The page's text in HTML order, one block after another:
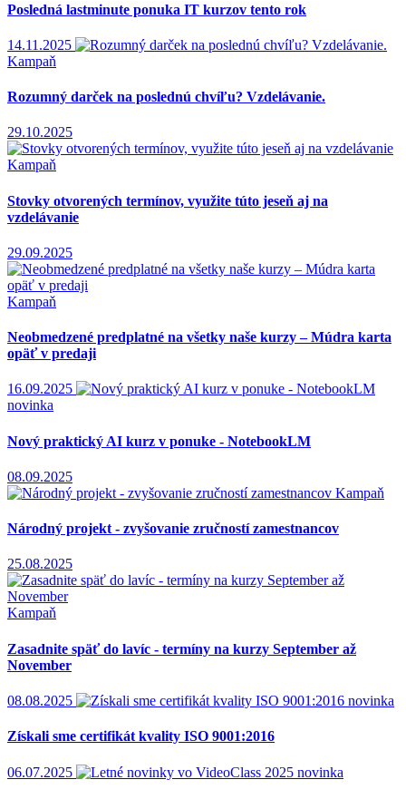
Posledná lastminute ponuka IT kurzov tento rok
14.11.2025
Kampaň
Rozumný darček na poslednú chvíľu? Vzdelávanie.
29.10.2025
Kampaň
Stovky otvorených termínov, využite túto jeseň aj na
vzdelávanie
29.09.2025
Kampaň
Neobmedzené predplatné na všetky naše kurzy – Múdra karta
opäť v predaji
16.09.2025
novinka
Nový praktický AI kurz v ponuke - NotebookLM
08.09.2025
Kampaň
Národný projekt - zvyšovanie zručností zamestnancov
25.08.2025
Kampaň
Zasadnite späť do lavíc - termíny na kurzy September až
November
08.08.2025 novinka
Získali sme certifikát kvality ISO 9001:2016
06.07.2025 novinka